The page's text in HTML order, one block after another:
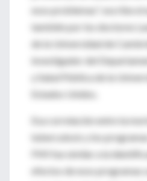
esos problemas", escribe el
también por los doctores
de la Universidad de
investigador del
y Salud Pública de la
Estados Unidos.
Esa correlación entre la
tuberculosis y los
FMI fue similar a la
efectos de esos programas